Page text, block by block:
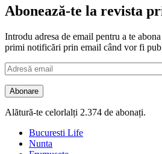
Abonează-te la revista
Introdu adresa de email pentru a te
primi notificări prin email când vor fi
Adresă
email
Abonare
Alătură-te celorlalți 2.374 de abonați.
Bucuresti Life
Nunta